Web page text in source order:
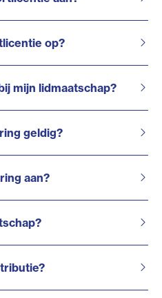
op?
mijn lidmaatschap?
geldig?
aan?